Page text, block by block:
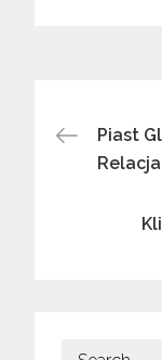
wpisu
Piast
Search